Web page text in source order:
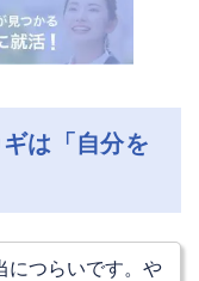
は「自分を
につらいです。や